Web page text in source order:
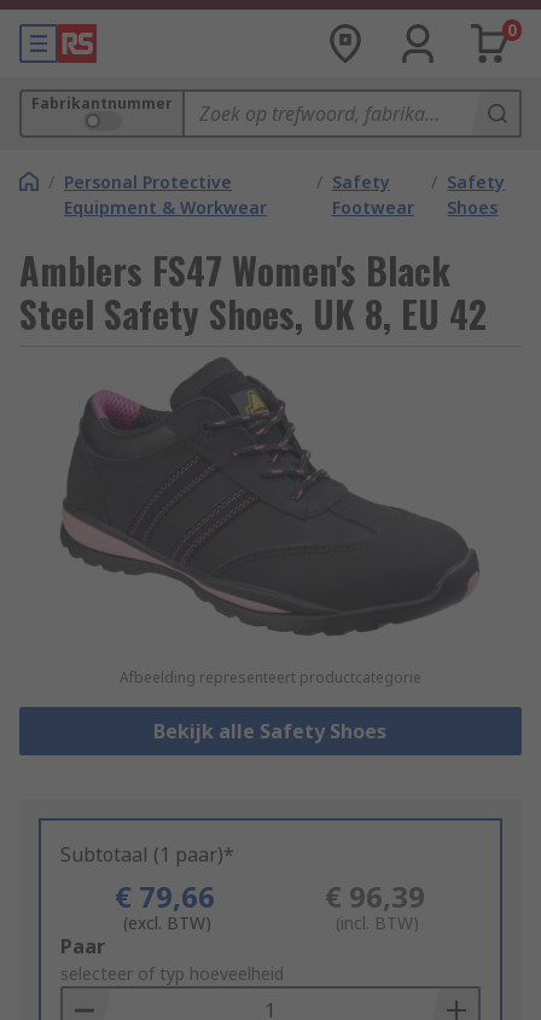
0
Fabrikantnummer
/ Personal Protective
Equipment & Workwear
/ Safety
Footwear
/ Safety
Shoes
Amblers FS47 Women's Black
Steel Safety Shoes, UK 8, EU 42
Afbeelding representeert productcategorie
Bekijk alle Safety Shoes
Subtotaal (1 paar)*
€ 79,66
(excl. BTW)
€ 96,39
(incl. BTW)
Add
to
Basket
Paar
selecteer of typ hoeveelheid